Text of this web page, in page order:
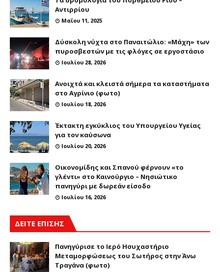
Αντιρρίου
Μαΐου 11, 2025
Δύσκολη νύχτα στο Παναιτώλιο: «Μάχη» των
πυροσβεστών με τις φλόγες σε εργοστάσιο
Ιουλίου 28, 2026
Ανοιχτά και κλειστά σήμερα τα καταστήματα
στο Αγρίνιο (φωτο)
Ιουλίου 18, 2026
Έκτακτη εγκύκλιος του Υπουργείου Υγείας
για τον καύσωνα
Ιουλίου 20, 2026
Οικονομίδης και Σπανού φέρνουν «το
γλέντι» στο Καινούργιο – Νησιώτικο
πανηγύρι με δωρεάν είσοδο
Ιουλίου 16, 2026
ΔΕΙΤΕ ΕΠΙΣΗΣ
Πανηγύρισε το Ιερό Ησυχαστήριο
Μεταμορφώσεως του Σωτήρος στην Άνω
Τραγάνα (φωτο)